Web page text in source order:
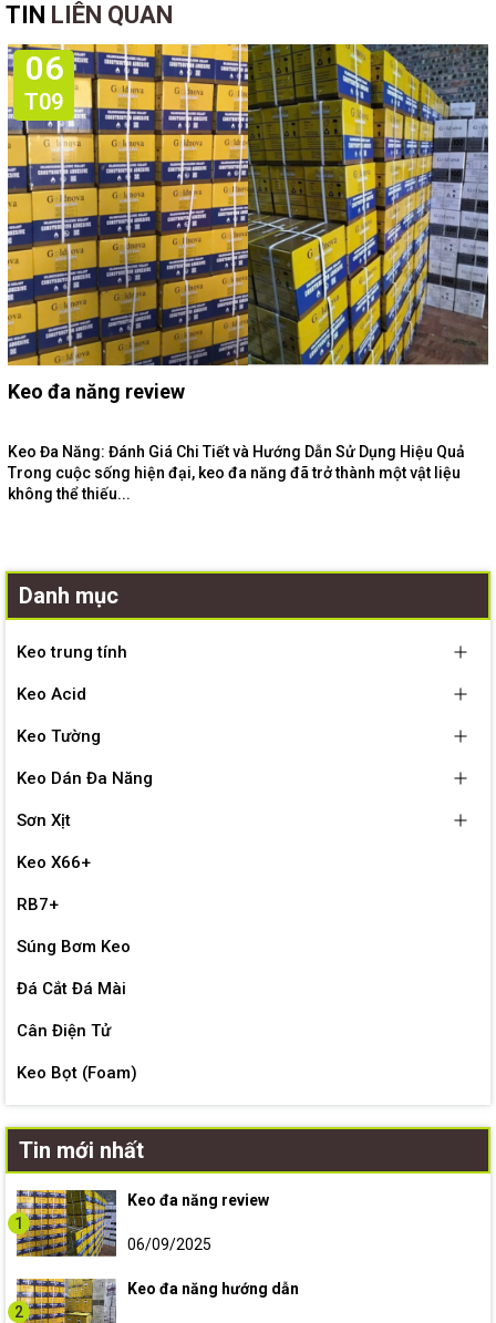
TIN LIÊN QUAN
06
T09
Keo đa năng review
Keo Đa Năng: Đánh Giá Chi Tiết và Hướng Dẫn Sử Dụng Hiệu Quả
Trong cuộc sống hiện đại, keo đa năng đã trở thành một vật liệu
không thể thiếu...
Danh mục
Keo trung tính
Keo Acid
Keo Tường
Keo Dán Đa Năng
Sơn Xịt
Keo X66+
RB7+
Súng Bơm Keo
Đá Cắt Đá Mài
Cân Điện Tử
Keo Bọt (Foam)
Tin mới nhất
1
Keo đa năng review
06/09/2025
2
Keo đa năng hướng dẫn